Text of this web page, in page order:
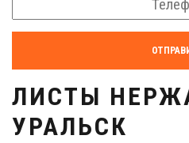
ЛИСТЫ
УРАЛЬСК